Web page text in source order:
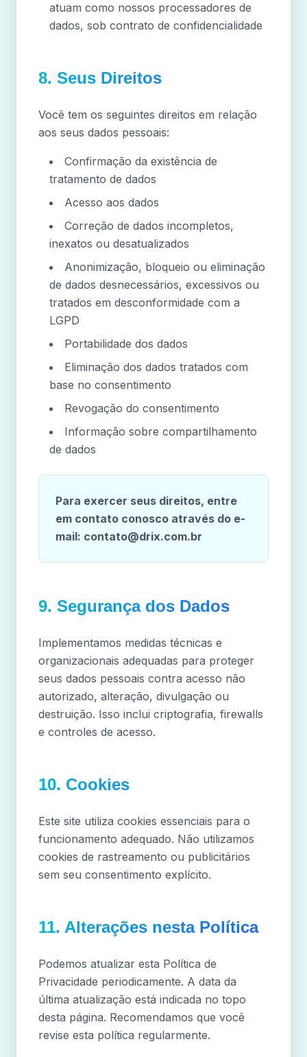
atuam como nossos processadores de
dados, sob contrato de confidencialidade
8. Seus Direitos
Você tem os seguintes direitos em relação
aos seus dados pessoais:
Confirmação da existência de
tratamento de dados
Acesso aos dados
Correção de dados incompletos,
inexatos ou desatualizados
Anonimização, bloqueio ou eliminação
de dados desnecessários, excessivos ou
tratados em desconformidade com a
LGPD
Portabilidade dos dados
Eliminação dos dados tratados com
base no consentimento
Revogação do consentimento
Informação sobre compartilhamento
de dados
Para exercer seus direitos, entre
em contato conosco através do e-
mail: contato@drix.com.br
9. Segurança dos Dados
Implementamos medidas técnicas e
organizacionais adequadas para proteger
seus dados pessoais contra acesso não
autorizado, alteração, divulgação ou
destruição. Isso inclui criptografia, firewalls
e controles de acesso.
10. Cookies
Este site utiliza cookies essenciais para o
funcionamento adequado. Não utilizamos
cookies de rastreamento ou publicitários
sem seu consentimento explícito.
11. Alterações nesta Política
Podemos atualizar esta Política de
Privacidade periodicamente. A data da
última atualização está indicada no topo
desta página. Recomendamos que você
revise esta política regularmente.